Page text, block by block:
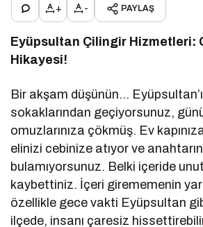
+ - PAYLAŞ
Eyüpsultan Çilingir Hizmetleri:
Hikayesi!
Bir akşam düşünün…
sokaklarından geçiyorsunuz,
omuzlarınıza çökmüş. Ev
elinizi cebinize atıyor ve
bulamıyorsunuz. Belki içeride
kaybettiniz. İçeri girememenin
özellikle gece vakti Eyüpsultan
ilçede, insanı çaresiz